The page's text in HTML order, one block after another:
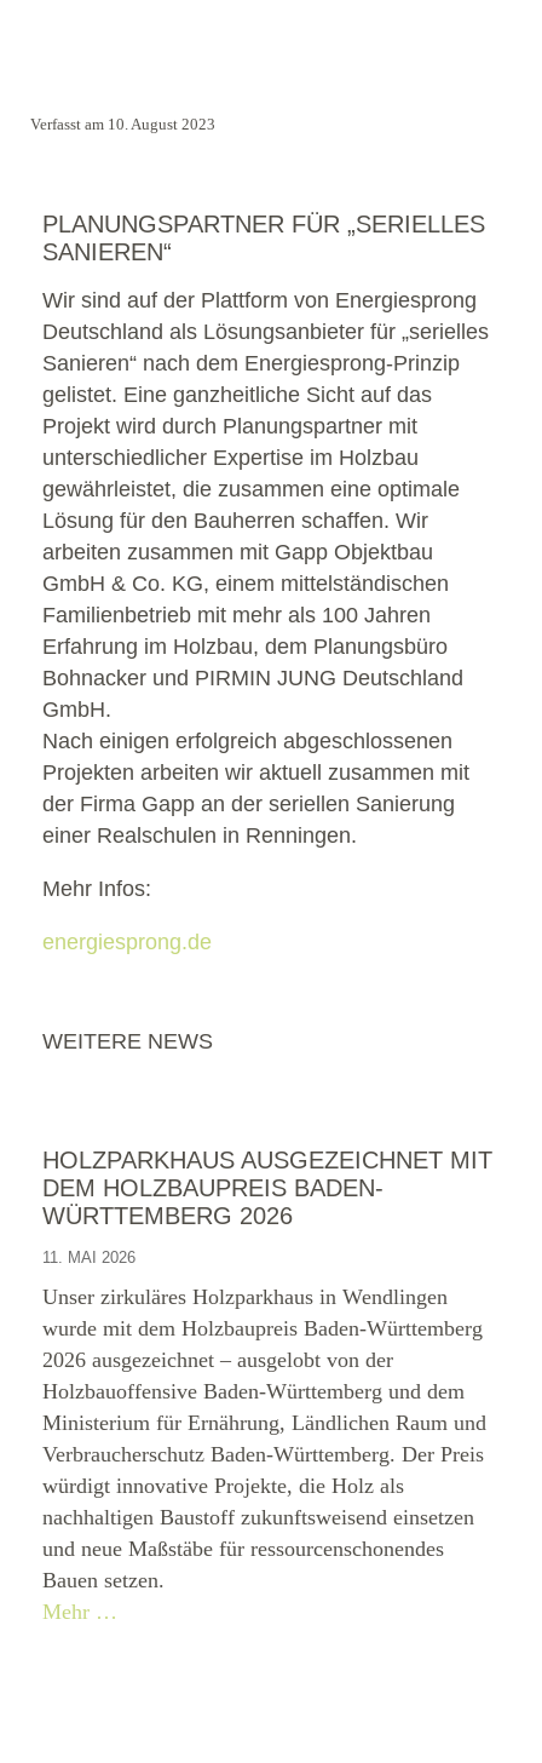
Verfasst am 10. August 2023
PLANUNGSPARTNER FÜR „SERIELLES
SANIEREN“
Wir sind auf der Plattform von Energiesprong
Deutschland als Lösungsanbieter für „serielles
Sanieren“ nach dem Energiesprong-Prinzip
gelistet. Eine ganzheitliche Sicht auf das
Projekt wird durch Planungspartner mit
unterschiedlicher Expertise im Holzbau
gewährleistet, die zusammen eine optimale
Lösung für den Bauherren schaffen. Wir
arbeiten zusammen mit Gapp Objektbau
GmbH & Co. KG, einem mittelständischen
Familienbetrieb mit mehr als 100 Jahren
Erfahrung im Holzbau, dem Planungsbüro
Bohnacker und PIRMIN JUNG Deutschland
GmbH.
Nach einigen erfolgreich abgeschlossenen
Projekten arbeiten wir aktuell zusammen mit
der Firma Gapp an der seriellen Sanierung
einer Realschulen in Renningen.
Mehr Infos:
energiesprong.de
WEITERE NEWS
HOLZPARKHAUS AUSGEZEICHNET MIT
DEM HOLZBAUPREIS BADEN-
WÜRTTEMBERG 2026
11. MAI 2026
Unser zirkuläres Holzparkhaus in Wendlingen
wurde mit dem Holzbaupreis Baden-Württemberg
2026 ausgezeichnet – ausgelobt von der
Holzbauoffensive Baden-Württemberg und dem
Ministerium für Ernährung, Ländlichen Raum und
Verbraucherschutz Baden-Württemberg. Der Preis
würdigt innovative Projekte, die Holz als
nachhaltigen Baustoff zukunftsweisend einsetzen
und neue Maßstäbe für ressourcenschonendes
Bauen setzen.
Mehr …